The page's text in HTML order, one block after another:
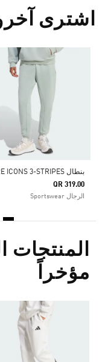
اشترى
QR 319.00
الرجال Sportswear
مؤخراً